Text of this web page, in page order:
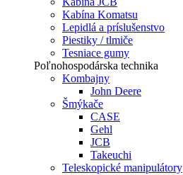
Kabína Komatsu
Lepidlá a príslušenstvo
Piestiky / tlmiče
Tesniace gumy
Poľnohospodárska technika
Kombajny
John Deere
Šmýkače
CASE
Gehl
JCB
Takeuchi
Teleskopické manipulátory